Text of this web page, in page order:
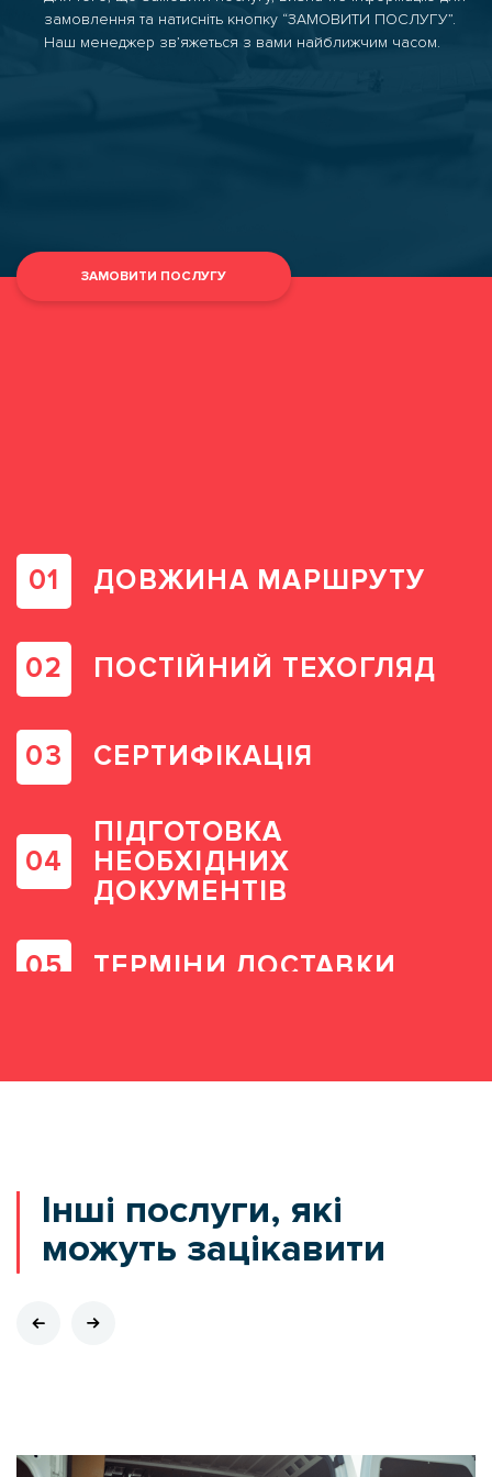
замовлення та натисніть кнопку “ЗАМОВИТИ ПОСЛУГУ”.
Наш менеджер зв’яжеться з вами найближчим часом.
ЗАМОВИТИ ПОСЛУГУ
ДОВЖИНА МАРШРУТУ
ПОСТІЙНИЙ ТЕХОГЛЯД
СЕРТИФІКАЦІЯ
ПІДГОТОВКА
НЕОБХІДНИХ
ДОКУМЕНТІВ
ТЕРМІНИ ДОСТАВКИ
Інші послуги, які
можуть зацікавити